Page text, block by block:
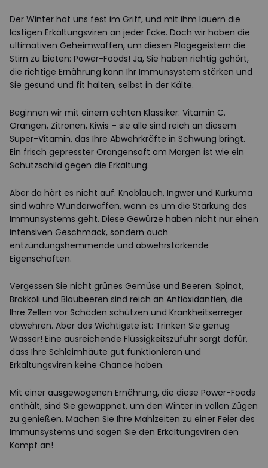
Der Winter hat uns fest im Griff, und mit ihm lauern die
lästigen Erkältungsviren an jeder Ecke. Doch wir haben die
ultimativen Geheimwaffen, um diesen Plagegeistern die
Stirn zu bieten: Power-Foods! Ja, Sie haben richtig gehört,
die richtige Ernährung kann Ihr Immunsystem stärken und
Sie gesund und fit halten, selbst in der Kälte.
Beginnen wir mit einem echten Klassiker: Vitamin C.
Orangen, Zitronen, Kiwis – sie alle sind reich an diesem
Super-Vitamin, das Ihre Abwehrkräfte in Schwung bringt.
Ein frisch gepresster Orangensaft am Morgen ist wie ein
Schutzschild gegen die Erkältung.
Aber da hört es nicht auf. Knoblauch, Ingwer und Kurkuma
sind wahre Wunderwaffen, wenn es um die Stärkung des
Immunsystems geht. Diese Gewürze haben nicht nur einen
intensiven Geschmack, sondern auch
entzündungshemmende und abwehrstärkende
Eigenschaften.
Vergessen Sie nicht grünes Gemüse und Beeren. Spinat,
Brokkoli und Blaubeeren sind reich an Antioxidantien, die
Ihre Zellen vor Schäden schützen und Krankheitserreger
abwehren. Aber das Wichtigste ist: Trinken Sie genug
Wasser! Eine ausreichende Flüssigkeitszufuhr sorgt dafür,
dass Ihre Schleimhäute gut funktionieren und
Erkältungsviren keine Chance haben.
Mit einer ausgewogenen Ernährung, die diese Power-Foods
enthält, sind Sie gewappnet, um den Winter in vollen Zügen
zu genießen. Machen Sie Ihre Mahlzeiten zu einer Feier des
Immunsystems und sagen Sie den Erkältungsviren den
Kampf an!